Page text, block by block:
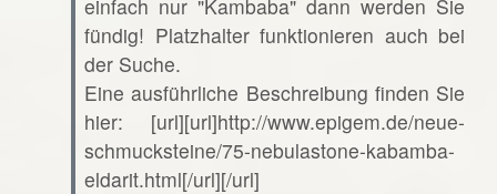
einfach nur "Kambaba" dann werden Sie
fündig! Platzhalter funktionieren auch bei
der Suche.
Eine ausführliche Beschreibung finden Sie
hier: [url][url]http://www.epigem.de/neue-
schmucksteine/75-nebulastone-kabamba-
eldarit.html[/url][/url]